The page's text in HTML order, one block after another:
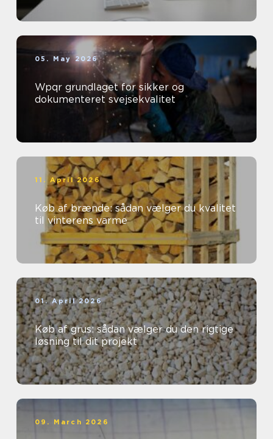
05. May 2026
Wpqr grundlaget for sikker og
dokumenteret svejsekvalitet
11. April 2026
Køb af brænde: sådan vælger du kvalitet
til vinterens varme
01. April 2026
Køb af grus: sådan vælger du den rigtige
løsning til dit projekt
09. March 2026